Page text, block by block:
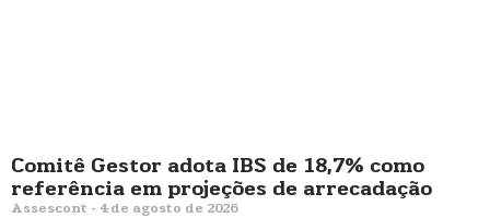
Comitê Gestor adota IBS de 18,7% como
referência em projeções de arrecadação
Assescont 4 de agosto de 2026